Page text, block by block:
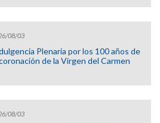
08/03
Plenaria por los 100 años de
de la Virgen del Carmen
08/03